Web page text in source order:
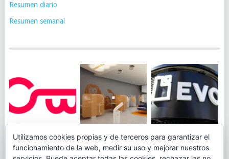
Resumen diario
Resumen semanal
JUEGA AL
CANICÓDROMO
DIGITAL DE
ING TOCA SUELO EN
LA RENTABILIDAD
EVO BANK
PERMITIRÁ
INGRESAR DINERO
Utilizamos cookies propias y de terceros para garantizar el
funcionamiento de la web, medir su uso y mejorar nuestros